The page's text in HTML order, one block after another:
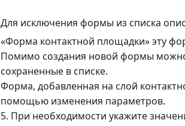
Для исключения формы из списка
«Форма контактной площадки» эту
Помимо создания новой формы
сохраненные в списке.
Форма, добавленная на слой
помощью изменения параметров.
5. При необходимости укажите